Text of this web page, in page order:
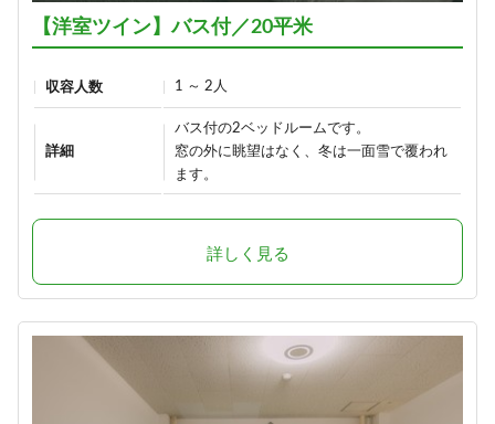
【洋室ツイン】バス付／20平米
収容人数 1 ～ 2人
詳細
バス付の2ベッドルームです。
窓の外に眺望はなく、冬は一面雪で覆われ
ます。
詳しく見る